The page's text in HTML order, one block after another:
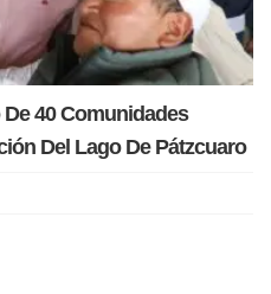
40 Comunidades
Del Lago De Pátzcuaro